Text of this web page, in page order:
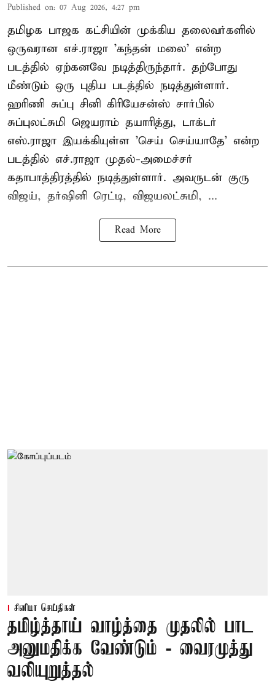
Published on: 07 Aug 2026, 4:27 pm
தமிழக பாஜக கட்சியின் முக்கிய தலைவர்களில்
ஒருவரான எச்.ராஜா 'கந்தன் மலை' என்ற
படத்தில் ஏற்கனவே நடித்திருந்தார். தற்போது
மீண்டும் ஒரு புதிய படத்தில் நடித்துள்ளார்.
ஹரிணி சுப்பு சினி கிரியேசன்ஸ் சார்பில்
சுப்புலட்சுமி ஜெயராம் தயாரித்து, டாக்டர்
எஸ்.ராஜா இயக்கியுள்ள 'செய் செய்யாதே' என்ற
படத்தில் எச்.ராஜா முதல்-அமைச்சர்
கதாபாத்திரத்தில் நடித்துள்ளார். அவருடன் குரு
விஜய், தர்ஷினி ரெட்டி, விஜயலட்சுமி, ...
Read More
சினிமா செய்திகள்
தமிழ்த்தாய் வாழ்த்தை முதலில் பாட
அனுமதிக்க வேண்டும் - வைரமுத்து
வலியுறுத்தல்